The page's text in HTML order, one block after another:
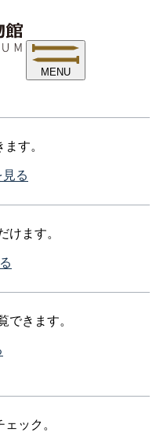
MENU
す。
る
けます。
できます。
ック。